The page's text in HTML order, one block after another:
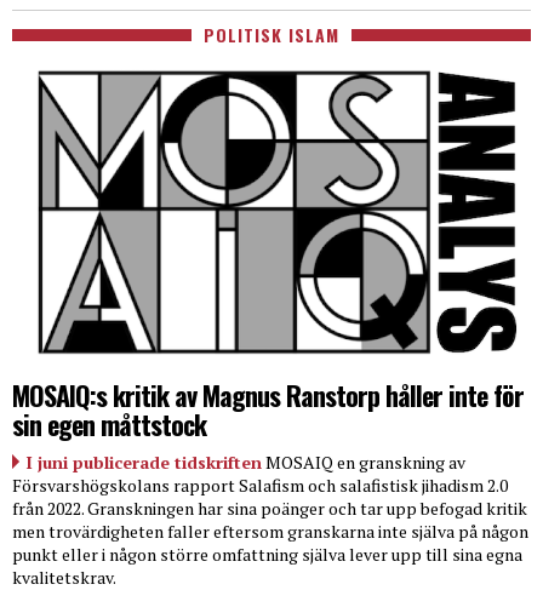
POLITISK ISLAM
MOSAIQ:s kritik av Magnus Ranstorp håller inte för
sin egen måttstock
I juni publicerade tidskriften MOSAIQ en granskning av
Försvarshögskolans rapport Salafism och salafistisk jihadism 2.0
från 2022. Granskningen har sina poänger och tar upp befogad kritik
men trovärdigheten faller eftersom granskarna inte själva på någon
punkt eller i någon större omfattning själva lever upp till sina egna
kvalitetskrav.